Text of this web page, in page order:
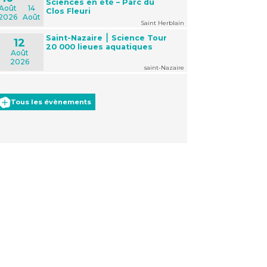
14
Août
Sciences en été – Parc du
Clos Fleuri
Saint Herblain
12
Août
2026
Saint-Nazaire ⎮ Science Tour
20 000 lieues aquatiques
saint-Nazaire
Tous les évènements